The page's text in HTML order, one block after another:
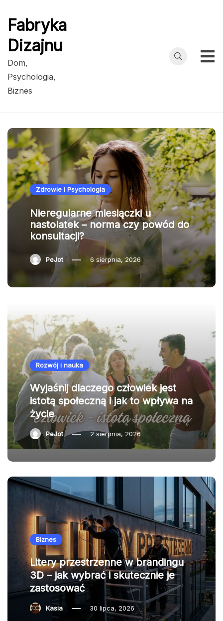
Fabryka
Dizajnu
Dom,
Psychologia,
Biznes
Zdrowie i Psychologia
Nieregularne miesiączki u
nastolatek – norma czy powód do
konsultacji?
PeJot 6 sierpnia, 2026
Rozwój i nauka
Wyjaśnij dlaczego człowiek jest
istotą społeczną i jak to wpływa na
życie
PeJot 2 sierpnia, 2026
Biznes
Litery przestrzenne w brandingu
3D – jak wybrać i skutecznie je
zastosować
Kasia 30 lipca, 2026